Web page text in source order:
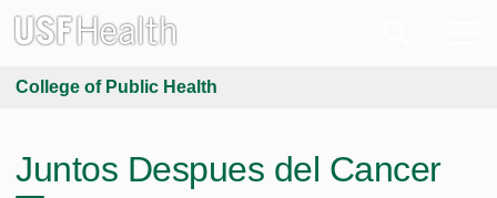
College of Public Health
Juntos Despues del Cancer